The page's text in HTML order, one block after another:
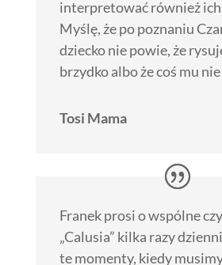
interpretować również
Myślę, że po poznaniu
dziecko nie powie, że
brzydko albo że coś mu
Tosi Mama
Franek prosi o wspólne
„Calusia” kilka razy
te momenty, kiedy